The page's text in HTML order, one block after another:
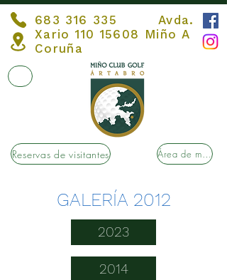
Área de membros
Reservas de visitantes
683 316 335 Avda.
Xario110 15608 Miño A
Coruña
GALERÍA 2012
2023
2014